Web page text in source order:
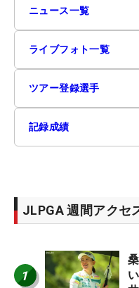
ニュース一覧
ライブフォト一覧
ツアー登録選手
記録成績
JLPGA 週間アクセ
1